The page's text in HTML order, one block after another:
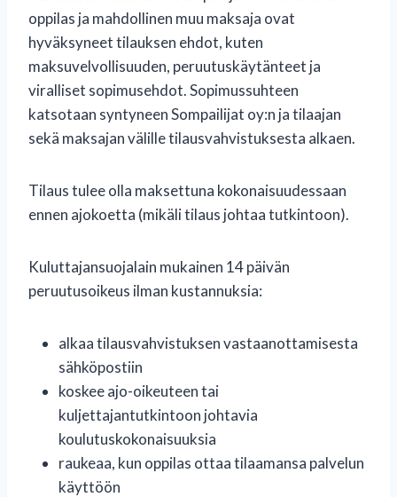
oppilas ja mahdollinen muu maksaja ovat
hyväksyneet tilauksen ehdot, kuten
maksuvelvollisuuden, peruutuskäytänteet ja
viralliset sopimusehdot. Sopimussuhteen
katsotaan syntyneen Sompailijat oy:n ja tilaajan
sekä maksajan välille tilausvahvistuksesta alkaen.
Tilaus tulee olla maksettuna kokonaisuudessaan
ennen ajokoetta (mikäli tilaus johtaa tutkintoon).
Kuluttajansuojalain mukainen 14 päivän
peruutusoikeus ilman kustannuksia:
alkaa tilausvahvistuksen vastaanottamisesta
sähköpostiin
koskee ajo-oikeuteen tai
kuljettajantutkintoon johtavia
koulutuskokonaisuuksia
raukeaa, kun oppilas ottaa tilaamansa palvelun
käyttöön